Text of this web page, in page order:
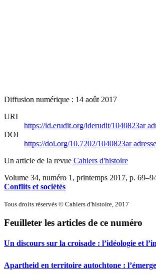
Diffusion numérique : 14 août 2017
URI
https://id.erudit.org/iderudit/1040823ar
DOI
https://doi.org/10.7202/1040823ar
Un article de la revue Cahiers d'histoire
Volume 34, numéro 1, printemps 2017, p.
Conflits et sociétés
Tous droits réservés © Cahiers d'histoire, 2017
Feuilleter les articles de ce numéro
Un discours sur la croisade : l’idéologie et
Apartheid en territoire autochtone :